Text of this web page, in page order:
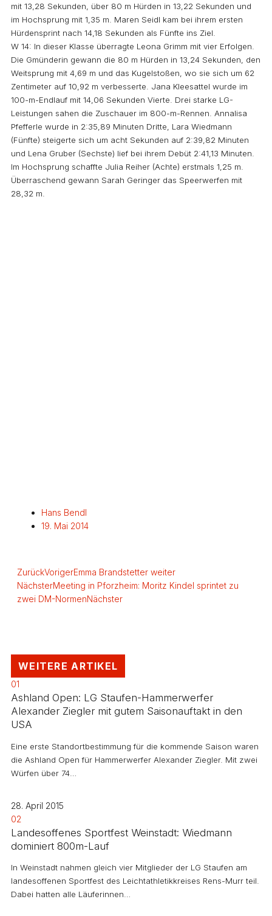
mit 13,28 Sekunden, über 80 m Hürden in 13,22 Sekunden und
im Hochsprung mit 1,35 m. Maren Seidl kam bei ihrem ersten
Hürdensprint nach 14,18 Sekunden als Fünfte ins Ziel.
W 14: In dieser Klasse überragte Leona Grimm mit vier Erfolgen.
Die Gmünderin gewann die 80 m Hürden in 13,24 Sekunden, den
Weitsprung mit 4,69 m und das Kugelstoßen, wo sie sich um 62
Zentimeter auf 10,92 m verbesserte. Jana Kleesattel wurde im
100-m-Endlauf mit 14,06 Sekunden Vierte. Drei starke LG-
Leistungen sahen die Zuschauer im 800-m-Rennen. Annalisa
Pfefferle wurde in 2:35,89 Minuten Dritte, Lara Wiedmann
(Fünfte) steigerte sich um acht Sekunden auf 2:39,82 Minuten
und Lena Gruber (Sechste) lief bei ihrem Debüt 2:41,13 Minuten.
Im Hochsprung schaffte Julia Reiher (Achte) erstmals 1,25 m.
Überraschend gewann Sarah Geringer das Speerwerfen mit
28,32 m.
Hans Bendl
19. Mai 2014
ZurückVorigerEmma Brandstetter weiter
NächsterMeeting in Pforzheim: Moritz Kindel sprintet zu
zwei DM-NormenNächster
WEITERE ARTIKEL
01
Ashland Open: LG Staufen-Hammerwerfer
Alexander Ziegler mit gutem Saisonauftakt in den
USA
Eine erste Standortbestimmung für die kommende Saison waren
die Ashland Open für Hammerwerfer Alexander Ziegler. Mit zwei
Würfen über 74…
28. April 2015
02
Landesoffenes Sportfest Weinstadt: Wiedmann
dominiert 800m-Lauf
In Weinstadt nahmen gleich vier Mitglieder der LG Staufen am
landesoffenen Sportfest des Leichtathletikkreises Rens-Murr teil.
Dabei hatten alle Läuferinnen…